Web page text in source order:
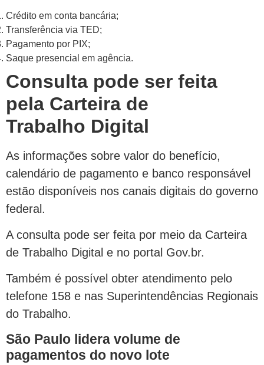
Crédito em conta bancária;
Transferência via TED;
Pagamento por PIX;
Saque presencial em agência.
Consulta pode ser feita
pela Carteira de
Trabalho Digital
As informações sobre valor do benefício,
calendário de pagamento e banco responsável
estão disponíveis nos canais digitais do governo
federal.
A consulta pode ser feita por meio da Carteira
de Trabalho Digital e no portal Gov.br.
Também é possível obter atendimento pelo
telefone 158 e nas Superintendências Regionais
do Trabalho.
São Paulo lidera volume de
pagamentos do novo lote